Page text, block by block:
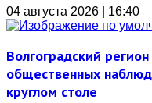
04 августа 2026 | 16:40
Волгоградский
общественных
круглом столе